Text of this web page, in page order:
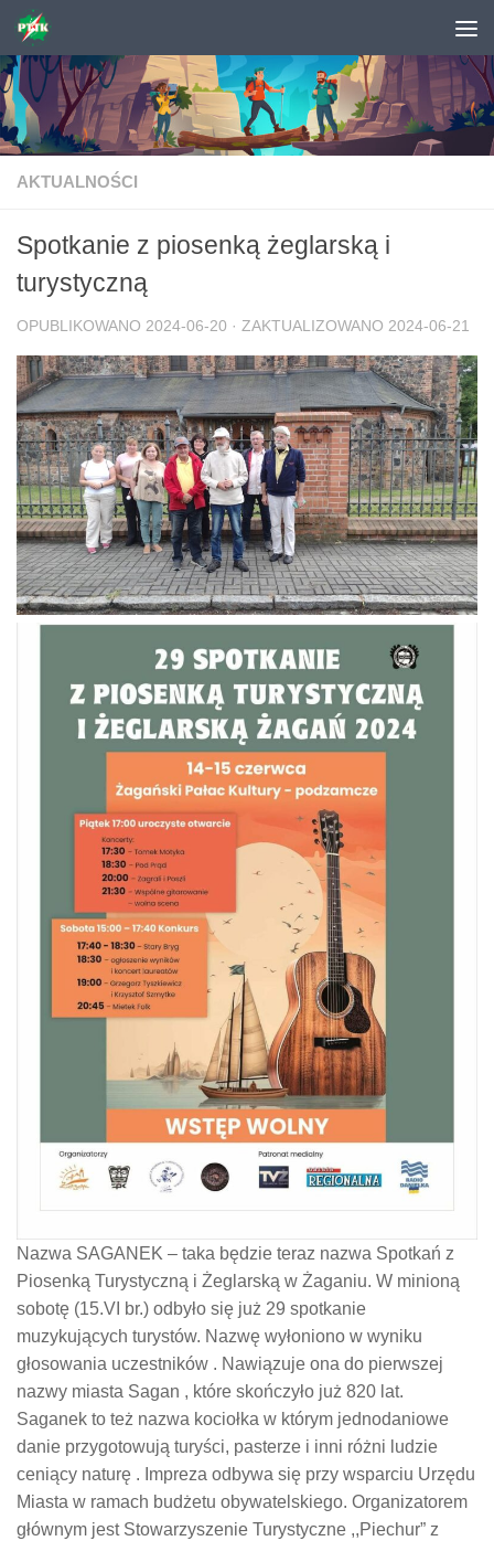
Skip to content
AKTUALNOŚCI
Spotkanie z piosenką żeglarską i
turystyczną
OPUBLIKOWANO 2024-06-20 · ZAKTUALIZOWANO 2024-06-21
Nazwa SAGANEK – taka będzie teraz nazwa Spotkań z
Piosenką Turystyczną i Żeglarską w Żaganiu. W minioną
sobotę (15.VI br.) odbyło się już 29 spotkanie
muzykujących turystów. Nazwę wyłoniono w wyniku
głosowania uczestników . Nawiązuje ona do pierwszej
nazwy miasta Sagan , które skończyło już 820 lat.
Saganek to też nazwa kociołka w którym jednodaniowe
danie przygotowują turyści, pasterze i inni różni ludzie
ceniący naturę . Impreza odbywa się przy wsparciu Urzędu
Miasta w ramach budżetu obywatelskiego. Organizatorem
głównym jest Stowarzyszenie Turystyczne ,,Piechur” z